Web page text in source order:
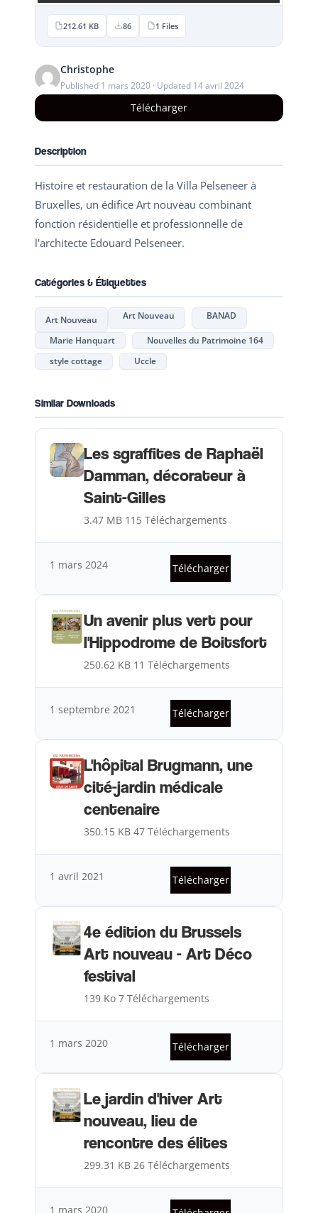
212.61 KB 86 1 Files
Christophe
Published 1 mars 2020 · Updated 14 avril 2024
Télécharger
Description
Histoire et restauration de la Villa Pelseneer à
Bruxelles, un édifice Art nouveau combinant
fonction résidentielle et professionnelle de
l'architecte Edouard Pelseneer.
Catégories & Étiquettes
Art Nouveau Art Nouveau BANAD
Marie Hanquart
Nouvelles du Patrimoine 164
style cottage
Uccle
Similar Downloads
Les sgraffites de Raphaël
Damman, décorateur à
Saint-Gilles
3.47 MB 115 Téléchargements
1 mars 2024 Télécharger
Un avenir plus vert pour
l'Hippodrome de Boitsfort
250.62 KB 11 Téléchargements
1 septembre 2021 Télécharger
L'hôpital Brugmann, une
cité-jardin médicale
centenaire
350.15 KB47 Téléchargements
1 avril 2021 Télécharger
4e édition du Brussels
Art nouveau - Art Déco
festival
139 Ko7 Téléchargements
1 mars 2020 Télécharger
Le jardin d'hiver Art
nouveau, lieu de
rencontre des élites
299.31 KB 26 Téléchargements
1 mars 2020